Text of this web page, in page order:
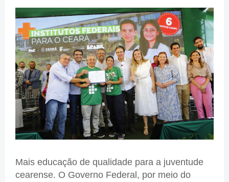
Mais educação de qualidade para a juventude
cearense. O Governo Federal, por meio do